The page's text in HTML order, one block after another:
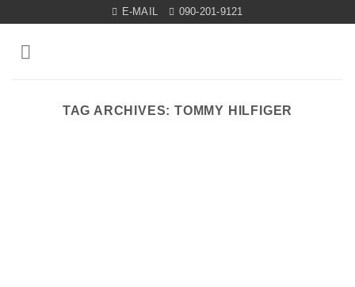
content
E-MAIL 090-201-9121
TAG ARCHIVES: TOMMY HILFIGER